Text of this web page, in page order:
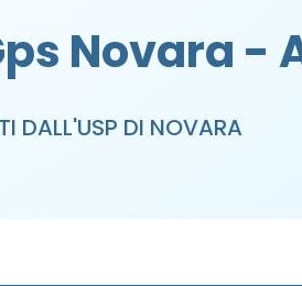
Novara -
DALL'USP DI NOVARA